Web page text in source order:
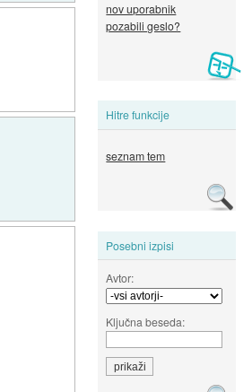
nov uporabnik
pozabili geslo?
Hitre funkcije
seznam tem
Posebni izpisi
Avtor:
Ključna beseda: